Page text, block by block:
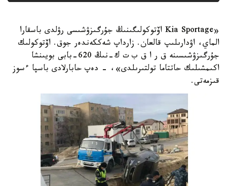
«Kia Sportage اۆتوكولىگىنىڭ جۇرگىزۋشىسى رۋلدى باسقارا
الماي، اۋدارىلىپ قالعان. زارداپ شەككەندەر جوق. اۆتوكولىك
جۇرگىزۋشىسىنە ق ر ا ق ب ت ك-نىڭ 620-بابى بويىنشا
اكىمشىلىك حاتتاما تولتىرىلدى»، - دەپ حابارلادى باسپا ءسوز
قىزمەتى.